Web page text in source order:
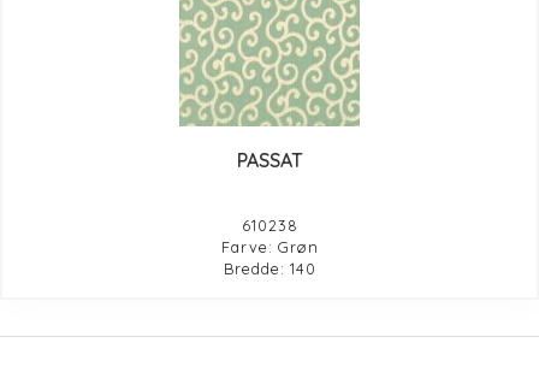
PASSAT
610238
Farve: Grøn
Bredde: 140